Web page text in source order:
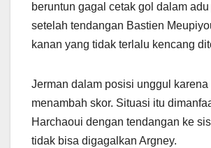
beruntun gagal cetak gol dalam
setelah tendangan Bastien
kanan yang tidak terlalu kencang
Jerman dalam posisi unggul karena
menambah skor. Situasi itu
Harchaoui dengan tendangan ke
tidak bisa digagalkan Argney.